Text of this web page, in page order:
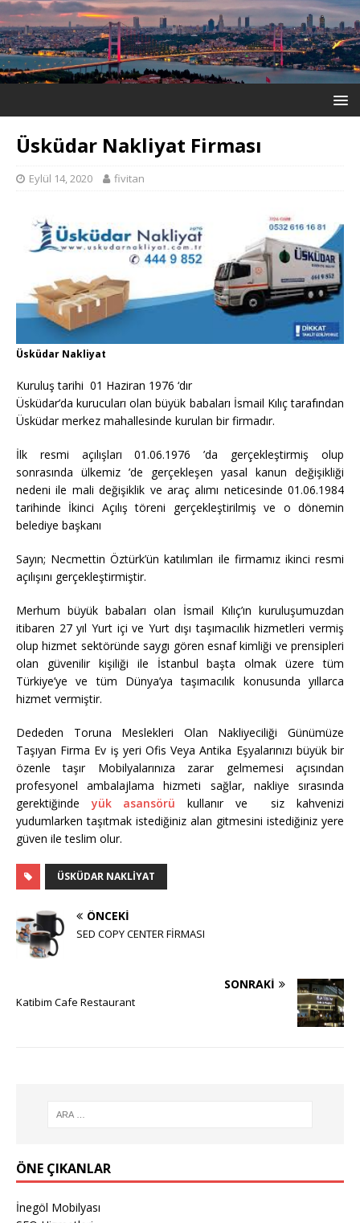
Üsküdar Nakliyat Firması
Eylül 14, 2020 fivitan
Üsküdar Nakliyat
Kuruluş tarihi 01 Haziran 1976 ‘dır
Üsküdar’da kurucuları olan büyük babaları İsmail Kılıç tarafından
Üsküdar merkez mahallesinde kurulan bir firmadır.
İlk resmi açılışları 01.06.1976 ’da gerçekleştirmiş olup
sonrasında ülkemiz ’de gerçekleşen yasal kanun değişikliği
nedeni ile mali değişiklik ve araç alımı neticesinde 01.06.1984
tarihinde İkinci Açılış töreni gerçekleştirilmiş ve o dönemin
belediye başkanı
Sayın; Necmettin Öztürk’ün katılımları ile firmamız ikinci resmi
açılışını gerçekleştirmiştir.
Merhum büyük babaları olan İsmail Kılıç’ın kuruluşumuzdan
itibaren 27 yıl Yurt içi ve Yurt dışı taşımacılık hizmetleri vermiş
olup hizmet sektöründe saygı gören esnaf kimliği ve prensipleri
olan güvenilir kişiliği ile İstanbul başta olmak üzere tüm
Türkiye’ye ve tüm Dünya’ya taşımacılık konusunda yıllarca
hizmet vermiştir.
Dededen Toruna Meslekleri Olan Nakliyeciliği Günümüze
Taşıyan Firma Ev iş yeri Ofis Veya Antika Eşyalarınızı büyük bir
özenle taşır Mobilyalarınıza zarar gelmemesi açısından
profesyonel ambalajlama hizmeti sağlar, nakliye sırasında
gerektiğinde yük asansörü kullanır ve siz kahvenizi
yudumlarken taşıtmak istediğiniz alan gitmesini istediğiniz yere
güven ile teslim olur.
ÜSKÜDAR NAKLIYAT
ÖNCEKI
SED COPY CENTER FİRMASI
SONRAKI
Katibim Cafe Restaurant
ÖNE ÇIKANLAR
İnegöl Mobilyası